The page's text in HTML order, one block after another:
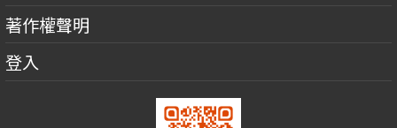
著作權聲明
登入